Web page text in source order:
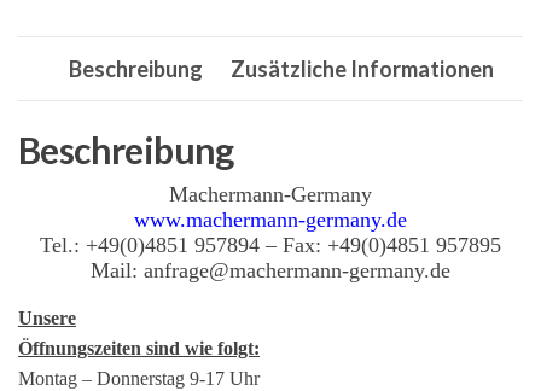
Beschreibung Zusätzliche Informationen
Beschreibung
Machermann-Germany
www.machermann-germany.de
Tel.: +49(0)4851 957894 – Fax: +49(0)4851 957895
Mail: anfrage@machermann-germany.de
Unsere
Öffnungszeiten sind wie folgt:
Montag – Donnerstag 9-17 Uhr